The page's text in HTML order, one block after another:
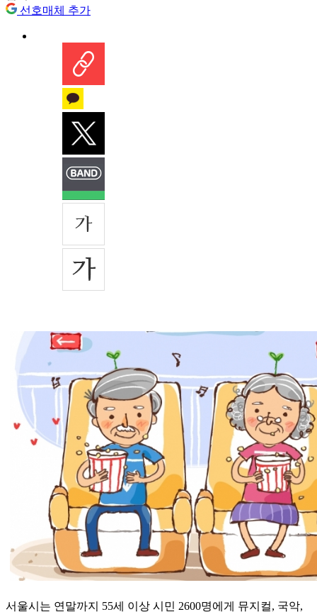
선호매체 추가
서울시는 연말까지 55세 이상 시민 2600명에게 뮤지컬, 국악,